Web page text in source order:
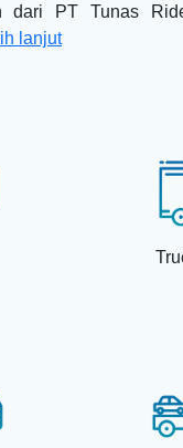
dari PT Tunas
lanjut